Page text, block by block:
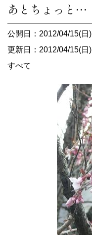
あとちょっと…
公開日：2012/04/15(日)
更新日：2012/04/15(日)
すべて